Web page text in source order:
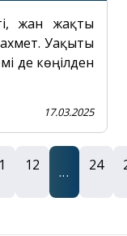
жан жақты
Уақыты
де көңілден
17.03.2025
12 ... 24